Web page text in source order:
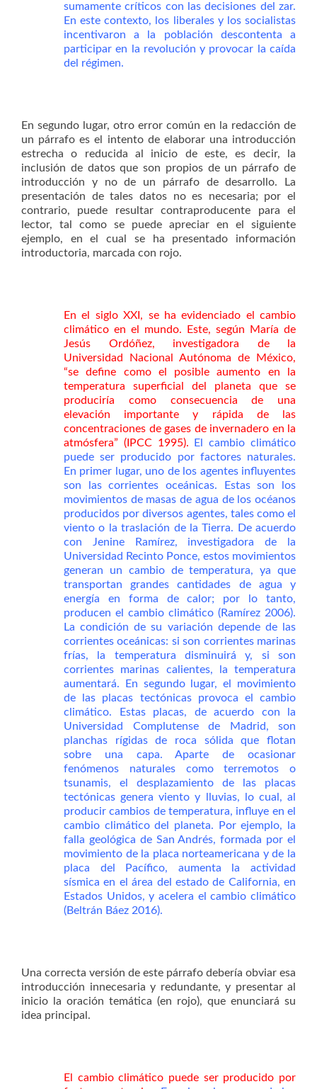
sumamente críticos con las decisiones del zar.
En este contexto, los liberales y los socialistas
incentivaron a la población descontenta a
participar en la revolución y provocar la caída
del régimen.
En segundo lugar, otro error común en la redacción de
un párrafo es el intento de elaborar una introducción
estrecha o reducida al inicio de este, es decir, la
inclusión de datos que son propios de un párrafo de
introducción y no de un párrafo de desarrollo. La
presentación de tales datos no es necesaria; por el
contrario, puede resultar contraproducente para el
lector, tal como se puede apreciar en el siguiente
ejemplo, en el cual se ha presentado información
introductoria, marcada con rojo.
En el siglo XXI, se ha evidenciado el cambio
climático en el mundo. Este, según María de
Jesús Ordóñez, investigadora de la
Universidad Nacional Autónoma de México,
“se define como el posible aumento en la
temperatura superficial del planeta que se
produciría como consecuencia de una
elevación importante y rápida de las
concentraciones de gases de invernadero en la
atmósfera” (IPCC 1995).
El cambio climático
puede ser producido por factores naturales.
En primer lugar, uno de los agentes influyentes
son las corrientes oceánicas. Estas son los
movimientos de masas de agua de los océanos
producidos por diversos agentes, tales como el
viento o la traslación de la Tierra. De acuerdo
con Jenine Ramírez, investigadora de la
Universidad Recinto Ponce, estos movimientos
generan un cambio de temperatura, ya que
transportan grandes cantidades de agua y
energía en forma de calor; por lo tanto,
producen el cambio climático (Ramírez 2006).
La condición de su variación depende de las
corrientes oceánicas: si son corrientes marinas
frías, la temperatura disminuirá y, si son
corrientes marinas calientes, la temperatura
aumentará. En segundo lugar, el movimiento
de las placas tectónicas provoca el cambio
climático. Estas placas, de acuerdo con la
Universidad Complutense de Madrid, son
planchas rígidas de roca sólida que flotan
sobre una capa. Aparte de ocasionar
fenómenos naturales como terremotos o
tsunamis, el desplazamiento de las placas
tectónicas genera viento y lluvias, lo cual, al
producir cambios de temperatura, influye en el
cambio climático del planeta. Por ejemplo, la
falla geológica de San Andrés, formada por el
movimiento de la placa norteamericana y de la
placa del Pacífico, aumenta la actividad
sísmica en el área del estado de California, en
Estados Unidos, y acelera el cambio climático
(Beltrán Báez 2016).
Una correcta versión de este párrafo debería obviar esa
introducción innecesaria y redundante, y presentar al
inicio la oración temática (en rojo), que enunciará su
idea principal.
El cambio climático puede ser producido por